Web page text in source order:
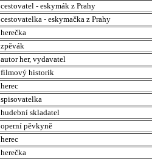
cestovatel - eskymák z Prahy
cestovatelka - eskymačka z Prahy
herečka
zpěvák
autor her, vydavatel
filmový historik
herec
spisovatelka
hudební skladatel
operní pěvkyně
herec
herečka